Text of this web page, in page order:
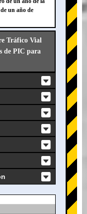
un año de
Tráfico Vial
de PIC para